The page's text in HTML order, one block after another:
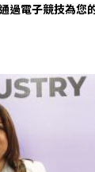
過電子競技為您